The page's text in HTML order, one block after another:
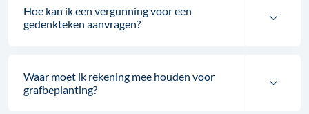
Hoe kan ik een vergunning voor een
gedenkteken aanvragen?
Waar moet ik rekening mee houden voor
grafbeplanting?